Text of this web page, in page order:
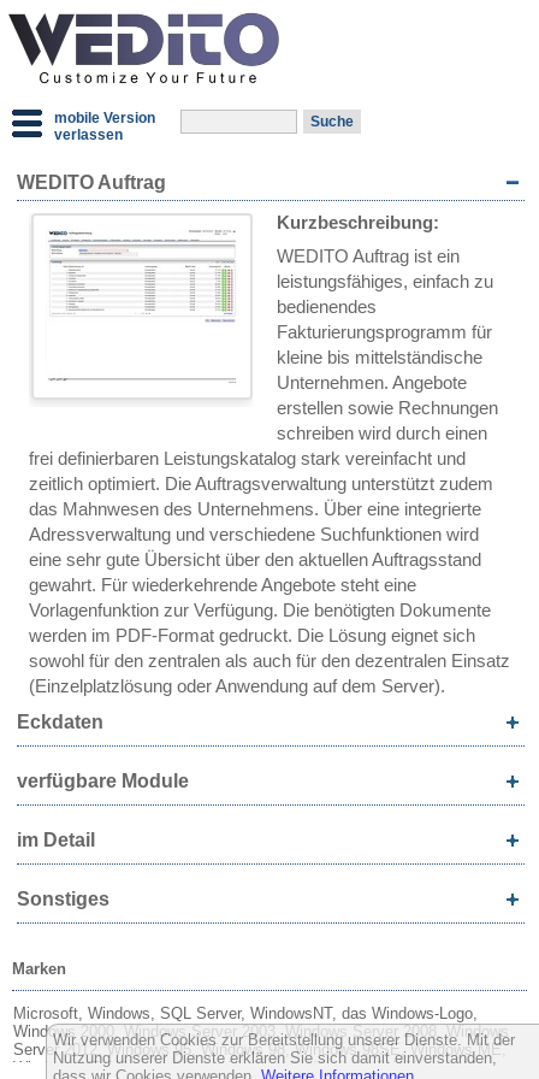
mobile Version
verlassen
WEDITO Auftrag
Kurzbeschreibung:
WEDITO Auftrag ist ein
leistungsfähiges, einfach zu
bedienendes
Fakturierungsprogramm für
kleine bis mittelständische
Unternehmen. Angebote
erstellen sowie Rechnungen
schreiben wird durch einen
frei definierbaren Leistungskatalog stark vereinfacht und
zeitlich optimiert. Die Auftragsverwaltung unterstützt zudem
das Mahnwesen des Unternehmens. Über eine integrierte
Adressverwaltung und verschiedene Suchfunktionen wird
eine sehr gute Übersicht über den aktuellen Auftragsstand
gewahrt. Für wiederkehrende Angebote steht eine
Vorlagenfunktion zur Verfügung. Die benötigten Dokumente
werden im PDF-Format gedruckt. Die Lösung eignet sich
sowohl für den zentralen als auch für den dezentralen Einsatz
(Einzelplatzlösung oder Anwendung auf dem Server).
Eckdaten
verfügbare Module
im Detail
Sonstiges
Marken
Microsoft, Windows, SQL Server, WindowsNT, das Windows-Logo,
Windows 2000, Windows Server 2003, Windows Server 2008, Windows
Server 2012, Windows 95, Windows 98, Windows 98SE, Windows ME,
Windows XP, Windows Vista, Windows 7, Windows 8, Windows 10,
Wir verwenden Cookies zur Bereitstellung unserer Dienste. Mit der
Nutzung unserer Dienste erklären Sie sich damit einverstanden,